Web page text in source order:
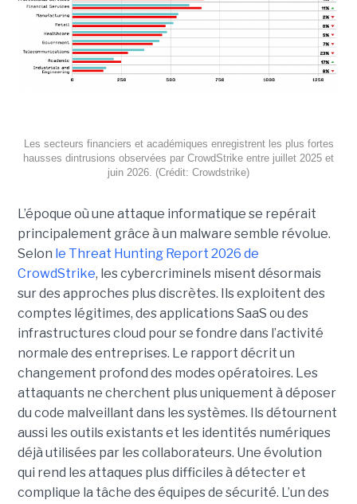
Les secteurs financiers et académiques enregistrent les plus fortes
hausses dintrusions observées par CrowdStrike entre juillet 2025 et
juin 2026. (Crédit: Crowdstrike)
L’époque où une attaque informatique se repérait
principalement grâce à un malware semble révolue.
Selon le Threat Hunting Report 2026 de
CrowdStrike, les cybercriminels misent désormais
sur des approches plus discrètes. Ils exploitent des
comptes légitimes, des applications SaaS ou des
infrastructures cloud pour se fondre dans l’activité
normale des entreprises. Le rapport décrit un
changement profond des modes opératoires. Les
attaquants ne cherchent plus uniquement à déposer
du code malveillant dans les systèmes. Ils détournent
aussi les outils existants et les identités numériques
déjà utilisées par les collaborateurs. Une évolution
qui rend les attaques plus difficiles à détecter et
complique la tâche des équipes de sécurité. L’un des